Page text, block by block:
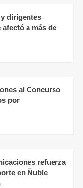
dirigentes
a más de
al Concurso
por
refuerza
en Ñuble